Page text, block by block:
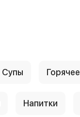
Супы Горячее
Напитки